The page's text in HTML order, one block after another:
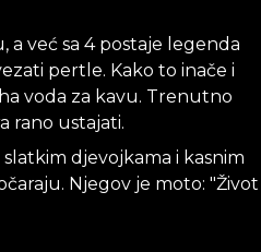
a već sa 4 postaje legenda
pertle. Kako to inače i
voda za kavu. Trenutno
rano ustajati.
djevojkama i kasnim
Njegov je moto: "Život